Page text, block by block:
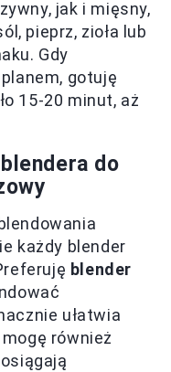
jak i mięsny,
pieprz, zioła lub
Gdy
gotuję
15-20 minut, aż
do
każdy blender
blender
ułatwia
również